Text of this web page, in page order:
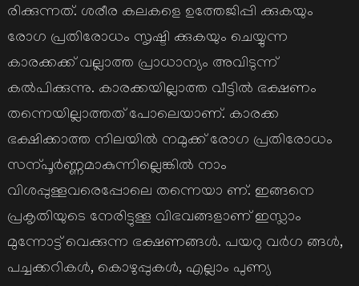
രിക്കുന്നത്. ശരീര കലകളെ ഉത്തേജിപ്പി ക്കുകയും
രോഗ പ്രതിരോധം സൃഷ്ടി ക്കുകയും ചെയ്യുന്ന
കാരക്കക്ക് വല്ലാത്ത പ്രാധാന്യം അവിടുന്ന്
കല്‍പിക്കുന്നു. കാരക്കയില്ലാത്ത വീട്ടില്‍ ഭക്ഷണം
തന്നെയില്ലാത്തത് പോലെയാണ്. കാരക്ക
ഭക്ഷിക്കാത്ത നിലയില്‍ നമുക്ക് രോഗ പ്രതിരോധം
സന്പൂര്‍ണ്ണമാകുന്നില്ലെങ്കില്‍ നാം
വിശപ്പുള്ളവരെപ്പോലെ തന്നെയാ ണ്. ഇങ്ങനെ
പ്രകൃതിയുടെ നേരിട്ടുള്ള വിഭവങ്ങളാണ് ഇസ്ലാം
മുന്നോട്ട് വെക്കുന്ന ഭക്ഷണങ്ങള്‍. പയറു വര്‍ഗ ങ്ങള്‍,
പച്ചക്കറികള്‍, കൊഴുപ്പുകള്‍, എല്ലാം പുണ്യ